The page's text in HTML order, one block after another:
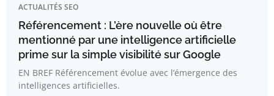
ACTUALITÉS SEO
Référencement : L’ère nouvelle où être
mentionné par une intelligence artificielle
prime sur la simple visibilité sur Google
EN BREF Référencement évolue avec l’émergence des
intelligences artificielles.